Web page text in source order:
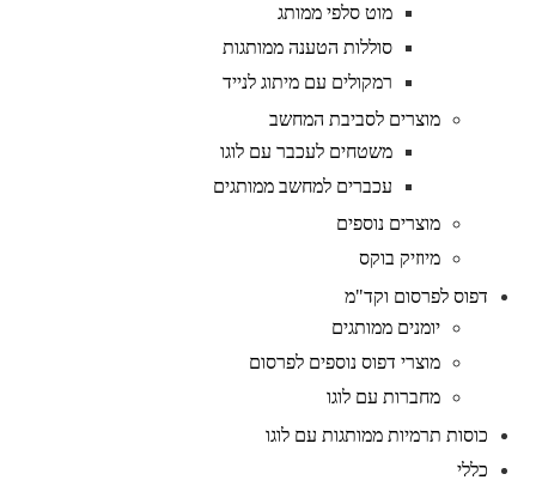
מוט סלפי ממותג
סוללות הטענה ממותגות
רמקולים עם מיתוג לנייד
מוצרים לסביבת המחשב
משטחים לעכבר עם לוגו
עכברים למחשב ממותגים
מוצרים נוספים
מיוזיק בוקס
דפוס לפרסום וקד"מ
יומנים ממותגים
מוצרי דפוס נוספים לפרסום
מחברות עם לוגו
כוסות תרמיות ממותגות עם לוגו
כללי